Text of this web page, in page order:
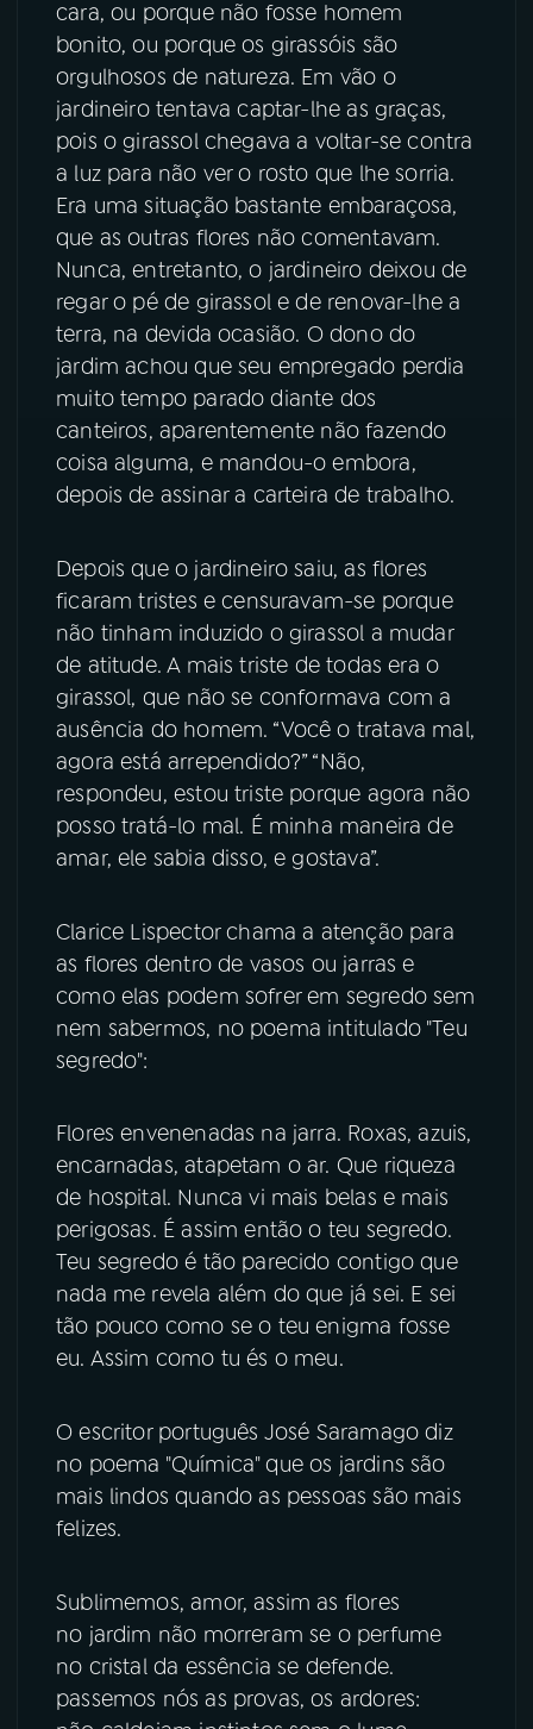
cara, ou porque não fosse homem
bonito, ou porque os girassóis são
orgulhosos de natureza. Em vão o
jardineiro tentava captar-lhe as graças,
pois o girassol chegava a voltar-se contra
a luz para não ver o rosto que lhe sorria.
Era uma situação bastante embaraçosa,
que as outras flores não comentavam.
Nunca, entretanto, o jardineiro deixou de
regar o pé de girassol e de renovar-lhe a
terra, na devida ocasião. O dono do
jardim achou que seu empregado perdia
muito tempo parado diante dos
canteiros, aparentemente não fazendo
coisa alguma, e mandou-o embora,
depois de assinar a carteira de trabalho.
Depois que o jardineiro saiu, as flores
ficaram tristes e censuravam-se porque
não tinham induzido o girassol a mudar
de atitude. A mais triste de todas era o
girassol, que não se conformava com a
ausência do homem. “Você o tratava mal,
agora está arrependido?” “Não,
respondeu, estou triste porque agora não
posso tratá-lo mal. É minha maneira de
amar, ele sabia disso, e gostava”.
Clarice Lispector chama a atenção para
as flores dentro de vasos ou jarras e
como elas podem sofrer em segredo sem
nem sabermos, no poema intitulado "Teu
segredo":
Flores envenenadas na jarra. Roxas, azuis,
encarnadas, atapetam o ar. Que riqueza
de hospital. Nunca vi mais belas e mais
perigosas. É assim então o teu segredo.
Teu segredo é tão parecido contigo que
nada me revela além do que já sei. E sei
tão pouco como se o teu enigma fosse
eu. Assim como tu és o meu.
O escritor português José Saramago diz
no poema "Química" que os jardins são
mais lindos quando as pessoas são mais
felizes.
Sublimemos, amor, assim as flores
no jardim não morreram se o perfume
no cristal da essência se defende.
passemos nós as provas, os ardores: